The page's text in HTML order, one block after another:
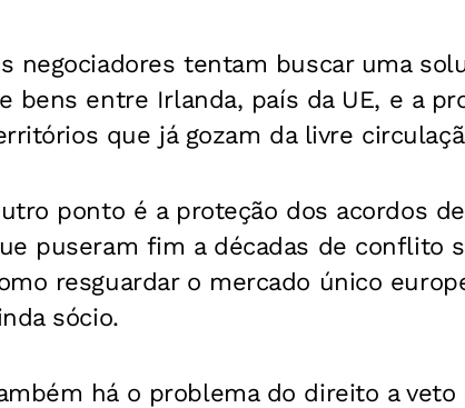
negociadores tentam buscar uma
bens entre Irlanda, país da UE, e a
que já gozam da livre
ponto é a proteção dos acordos
puseram fim a décadas de conflito
resguardar o mercado único
sócio.
há o problema do direito a